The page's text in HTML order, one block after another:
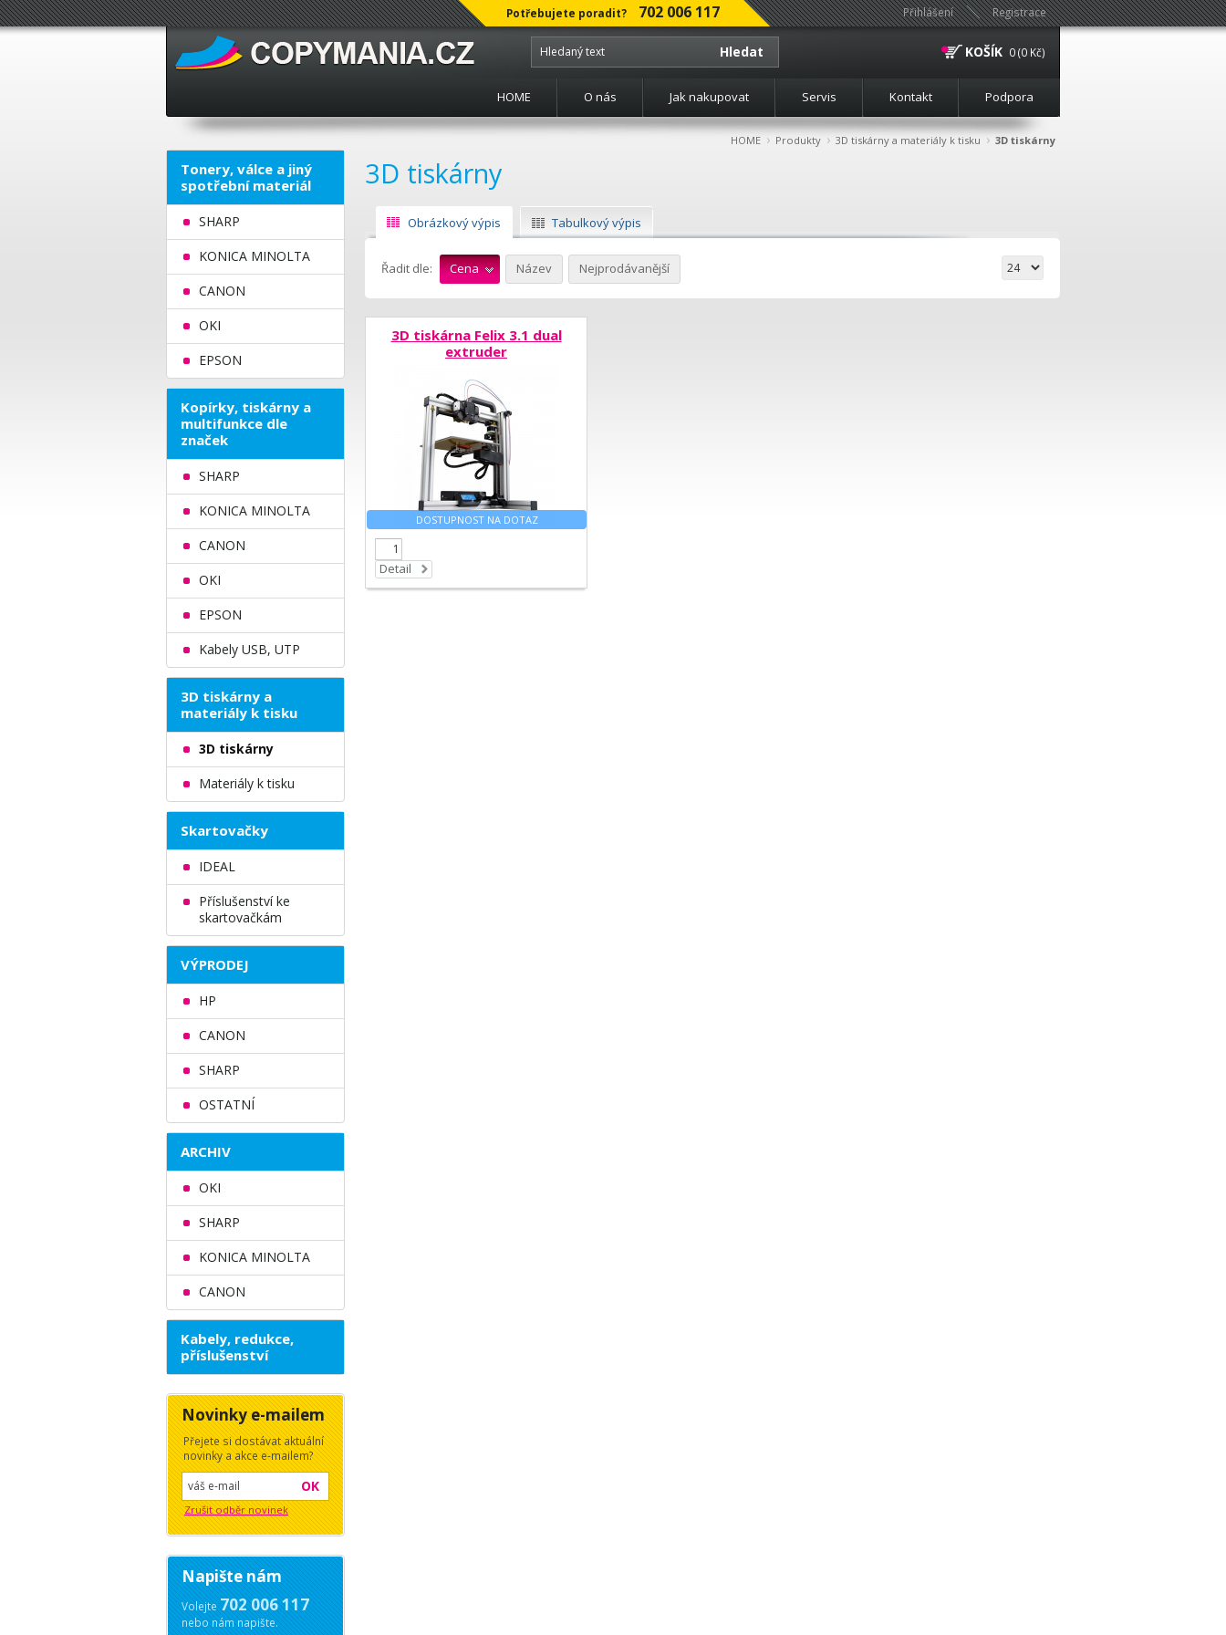
Potřebujete poradit? 702 006 117 Přihlášení Registrace
KOŠÍK 0 (0 Kč)
Hledat
HOME O nás Jak nakupovat Servis Kontakt Podpora
HOME › Produkty › 3D tiskárny a materiály k tisku › 3D tiskárny
3D tiskárny
Obrázkový výpis Tabulkový výpis
Řadit dle: Cena Název Nejprodávanější
3D tiskárna Felix 3.1 dual
extruder
DOSTUPNOST NA DOTAZ
Detail
Tonery, válce a jiný
spotřební materiál
SHARP
KONICA MINOLTA
CANON
OKI
EPSON
Kopírky, tiskárny a
multifunkce dle
značek
SHARP
KONICA MINOLTA
CANON
OKI
EPSON
Kabely USB, UTP
3D tiskárny a
materiály k tisku
3D tiskárny
Materiály k tisku
Skartovačky
IDEAL
Příslušenství ke
skartovačkám
VÝPRODEJ
HP
CANON
SHARP
OSTATNÍ
ARCHIV
OKI
SHARP
KONICA MINOLTA
CANON
Kabely, redukce,
příslušenství
Novinky e-mailem
Přejete si dostávat aktuální
novinky a akce e-mailem?
OK
Zrušit odběr novinek
Napište nám
Volejte702 006 117
nebo nám napište.